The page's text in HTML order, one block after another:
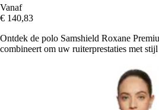
Vanaf
€ 140,83
Ontdek de polo Samshield Roxane
combineert om uw ruiterprestaties met stijl